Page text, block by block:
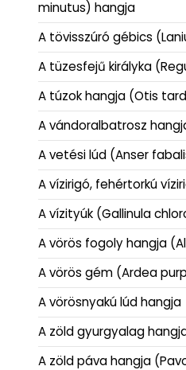
minutus) hangja
A tövisszúró gébics
A tüzesfejű királyka
A túzok hangja (Otis
A vándoralbatrosz
A vetési lúd (Anser
A vízirigó, fehértorkú
A vízityúk (Gallinula
A vörös fogoly hangja
A vörös gém (Ardea
A vörösnyakú lúd hangja
A zöld gyurgyalag
A zöld páva hangja